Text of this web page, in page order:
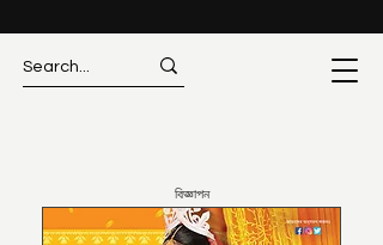
বিজ্ঞাপন